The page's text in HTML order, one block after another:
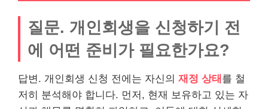
질문. 개인회생을 신청하기 전
에 어떤 준비가 필요한가요?
답변. 개인회생 신청 전에는 자신의 재정 상태 를 철
저히 분석해야 합니다. 먼저, 현재 보유하고 있는 자